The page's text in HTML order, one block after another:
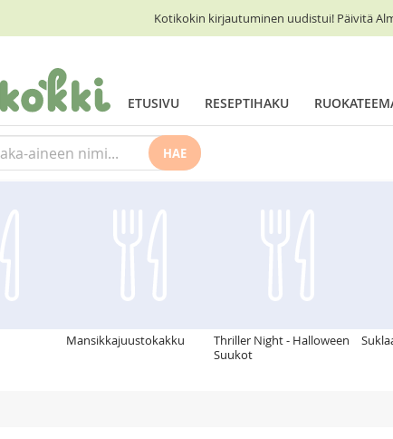
Kotikokin kirjautuminen uudistui! Päivitä
ETUSIVU RESEPTIHAKU
HAE
myös
Mansikkajuustokakku
Thriller Night - Halloween
Suukot